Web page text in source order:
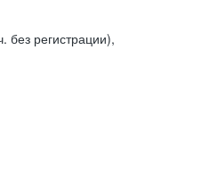
регистрации),